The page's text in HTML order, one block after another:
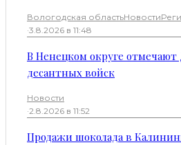
Вологодская областьНовости
·3.8.2026 в 11:48
В Ненецком округе
десантных войск
Новости
·2.8.2026 в 11:52
Продажи шоколада в